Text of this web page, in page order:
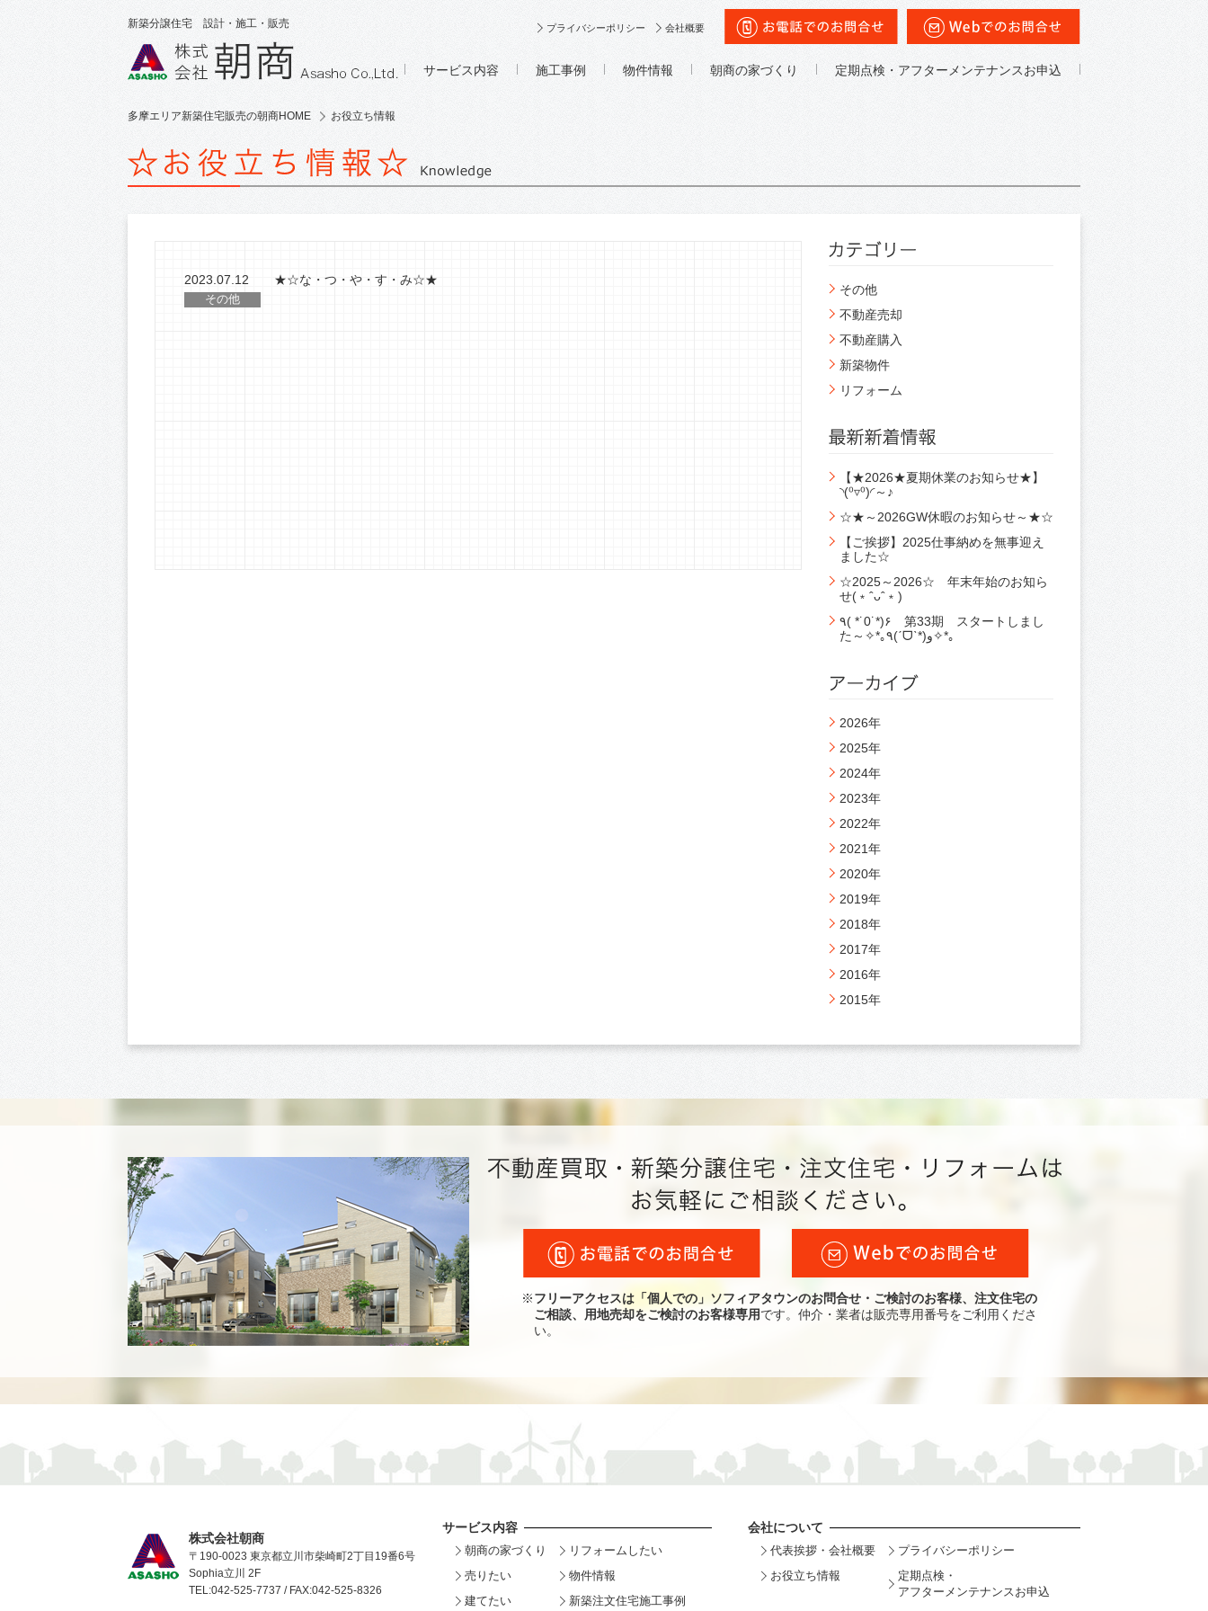
新築分譲住宅 設計・施工・販売 プライバシーポリシー 会社概要
サービス内容 施工事例 物件情報 朝商の家づくり 定期点検・アフターメンテナンスお申込
多摩エリア新築住宅販売の朝商HOME お役立ち情報
2023.07.12
その他
★☆な・つ・や・す・み☆★
その他
不動産売却
不動産購入
新築物件
リフォーム
【★2026★夏期休業のお知らせ★】
◝(⁰▿⁰)◜～♪
☆★～2026GW休暇のお知らせ～★☆
【ご挨拶】2025仕事納めを無事迎え
ました☆
☆2025～2026☆ 年末年始のお知ら
せ(﹡ˆᴗˆ﹡)
٩( *˙0˙*)۶ 第33期 スタートしまし
た～✧*｡٩(ˊᗜˋ*)و✧*｡
2026年
2025年
2024年
2023年
2022年
2021年
2020年
2019年
2018年
2017年
2016年
2015年
※フリーアクセスは「個人での」ソフィアタウンのお問合せ・ご検討のお客様、注文住宅の
ご相談、用地売却をご検討のお客様専用です。仲介・業者は販売専用番号をご利用くださ
い。
株式会社朝商
〒190-0023 東京都立川市柴崎町2丁目19番6号
Sophia立川 2F
TEL:042-525-7737 / FAX:042-525-8326
サービス内容
朝商の家づくり
売りたい
建てたい
リフォームしたい
物件情報
新築注文住宅施工事例
会社について
代表挨拶・会社概要
お役立ち情報
プライバシーポリシー
定期点検・
アフターメンテナンスお申込